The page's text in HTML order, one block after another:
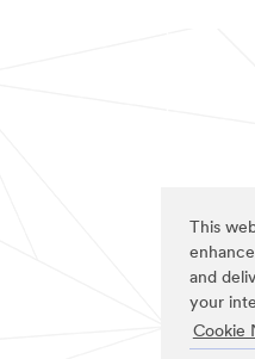
This
and
your
Cookie